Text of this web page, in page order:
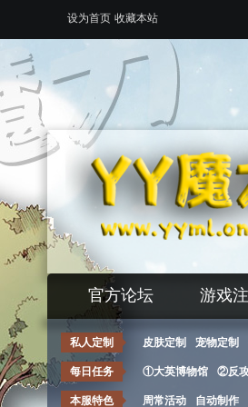
设为首页 收藏本站
官方论坛 游戏
私人定制 皮肤定制 宠物定制
每日任务 ①大英博物馆 ②反
本服特色 周常活动 自动制作